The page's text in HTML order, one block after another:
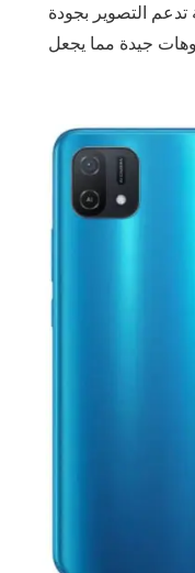
تدعم التصوير بجودة
جيدة مما يجعل